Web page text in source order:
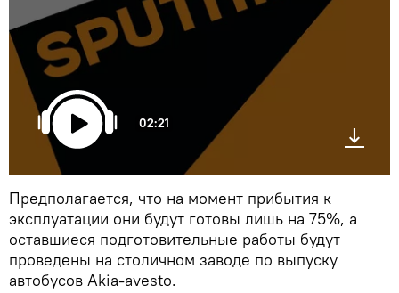
02:21
Предполагается, что на момент прибытия к
эксплуатации они будут готовы лишь на 75%, а
оставшиеся подготовительные работы будут
проведены на столичном заводе по выпуску
автобусов Akia-avesto.